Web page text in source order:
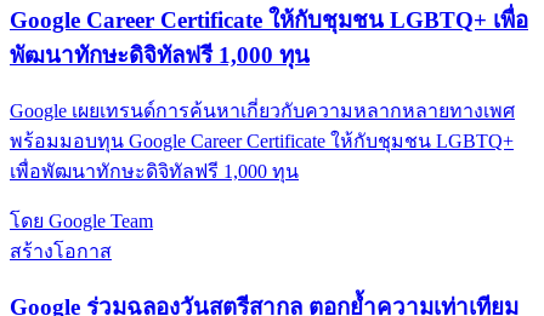
Google Career Certificate ให้กับชุมชน LGBTQ+ เพื่อ
พัฒนาทักษะดิจิทัลฟรี 1,000 ทุน
Google เผยเทรนด์การค้นหาเกี่ยวกับความหลากหลายทางเพศ
พร้อมมอบทุน Google Career Certificate ให้กับชุมชน LGBTQ+
เพื่อพัฒนาทักษะดิจิทัลฟรี 1,000 ทุน
โดย Google Team
สร้างโอกาส
Google ร่วมฉลองวันสตรีสากล ตอกย้ำความเท่าเทียม